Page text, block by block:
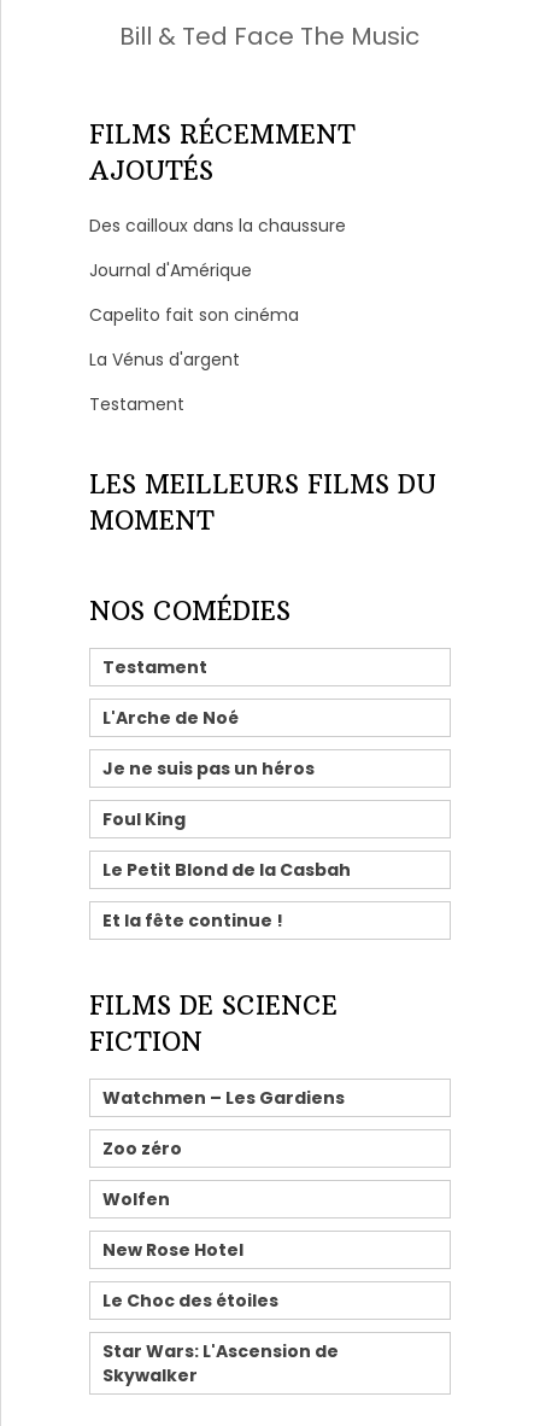
Bill & Ted Face The Music
FILMS RÉCEMMENT
AJOUTÉS
Des cailloux dans la chaussure
Journal d'Amérique
Capelito fait son cinéma
La Vénus d'argent
Testament
LES MEILLEURS FILMS DU
MOMENT
NOS COMÉDIES
Testament
L'Arche de Noé
Je ne suis pas un héros
Foul King
Le Petit Blond de la Casbah
Et la fête continue !
FILMS DE SCIENCE
FICTION
Watchmen – Les Gardiens
Zoo zéro
Wolfen
New Rose Hotel
Le Choc des étoiles
Star Wars: L'Ascension de
Skywalker